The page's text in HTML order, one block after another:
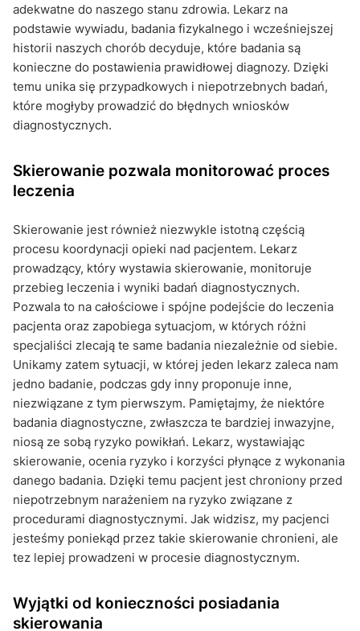
adekwatne do naszego stanu zdrowia. Lekarz na
podstawie wywiadu, badania fizykalnego i wcześniejszej
historii naszych chorób decyduje, które badania są
konieczne do postawienia prawidłowej diagnozy. Dzięki
temu unika się przypadkowych i niepotrzebnych badań,
które mogłyby prowadzić do błędnych wniosków
diagnostycznych.
Skierowanie pozwala monitorować proces
leczenia
Skierowanie jest również niezwykle istotną częścią
procesu koordynacji opieki nad pacjentem. Lekarz
prowadzący, który wystawia skierowanie, monitoruje
przebieg leczenia i wyniki badań diagnostycznych.
Pozwala to na całościowe i spójne podejście do leczenia
pacjenta oraz zapobiega sytuacjom, w których różni
specjaliści zlecają te same badania niezależnie od siebie.
Unikamy zatem sytuacji, w której jeden lekarz zaleca nam
jedno badanie, podczas gdy inny proponuje inne,
niezwiązane z tym pierwszym. Pamiętajmy, że niektóre
badania diagnostyczne, zwłaszcza te bardziej inwazyjne,
niosą ze sobą ryzyko powikłań. Lekarz, wystawiając
skierowanie, ocenia ryzyko i korzyści płynące z wykonania
danego badania. Dzięki temu pacjent jest chroniony przed
niepotrzebnym narażeniem na ryzyko związane z
procedurami diagnostycznymi. Jak widzisz, my pacjenci
jesteśmy poniekąd przez takie skierowanie chronieni, ale
tez lepiej prowadzeni w procesie diagnostycznym.
Wyjątki od konieczności posiadania
skierowania